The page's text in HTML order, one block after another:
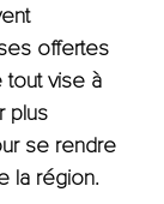
offertes
tout vise à
plus
se rendre
la région.